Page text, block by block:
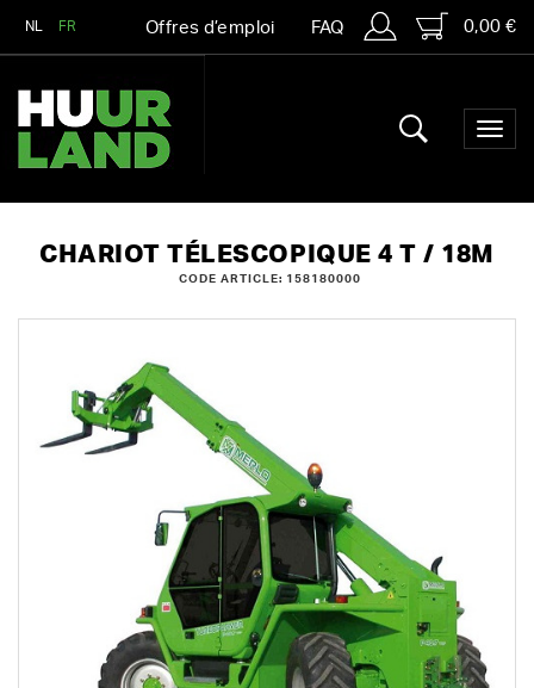
NL FR Offres d’emploi FAQ 0,00 €
CHARIOT TÉLESCOPIQUE 4 T / 18M
CODE ARTICLE: 158180000